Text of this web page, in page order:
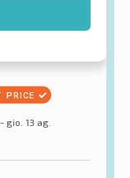
gio. 13 ag.